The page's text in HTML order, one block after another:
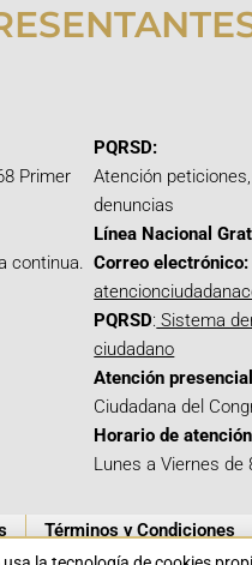
Primer
continua.
PQRSD:
Atención
denuncias
Línea Nacional
Correo electrónico:
PQRSD: Sistema
ciudadano
Atención presencial
Ciudadana del
Horario de
Lunes a Viernes de
Términos y Condiciones